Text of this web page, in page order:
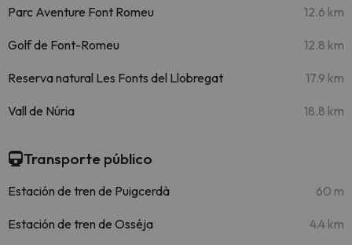
Parc Aventure Font Romeu 12.6 km
Golf de Font-Romeu 12.8 km
Reserva natural Les Fonts del Llobregat 17.9 km
Vall de Núria 18.8 km
Transporte público
Estación de tren de Puigcerdà 60 m
Estación de tren de Osséja 4.4 km